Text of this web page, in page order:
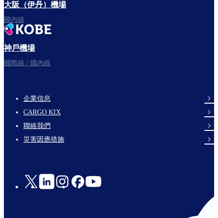
大阪（伊丹）機場
國內線
神戶機場
國際線 / 國內線
footer-
links-
en-
企業信息
CARGO KIX
聯絡我們
災害因應措施
Social